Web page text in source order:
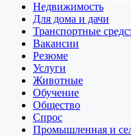
Недвижимость
Для дома и дачи
Транспортные
Вакансии
Резюме
Услуги
Животные
Обучение
Общество
Спрос
Промышленная и